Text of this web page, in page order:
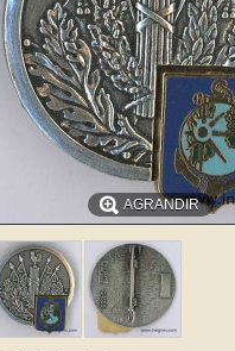
AGRANDIR